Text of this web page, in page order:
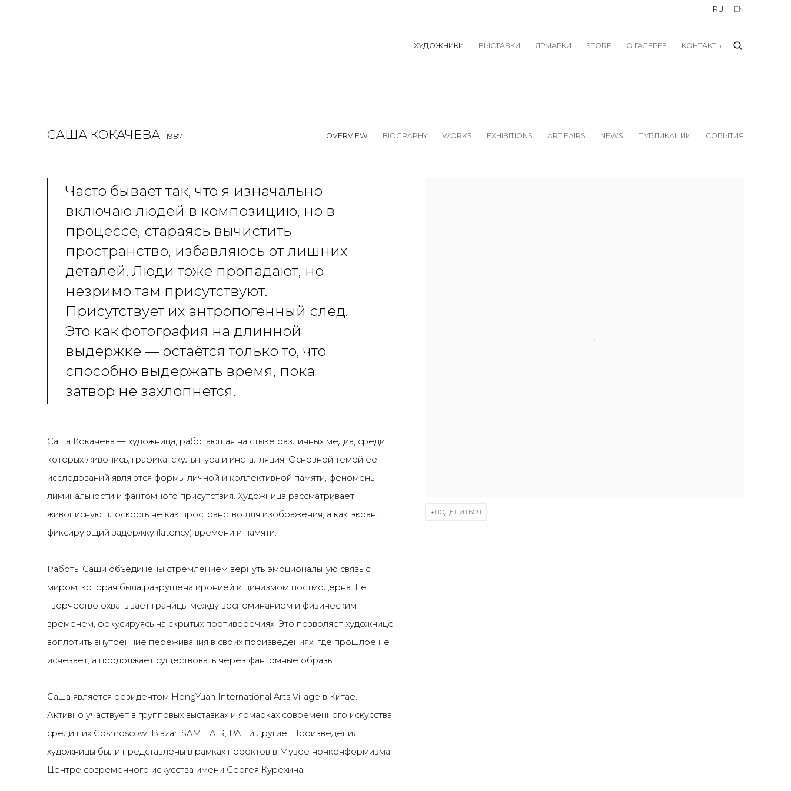
ХУДОЖНИКИ ВЫСТАВКИ ЯРМАРКИ STORE О ГАЛЕРЕЕ КОНТАКТЫ
RU EN
САША КОКАЧЕВА 1987 OVERVIEW BIOGRAPHY WORKS EXHIBITIONS ART FAIRS NEWS ПУБЛИКАЦИИ СОБЫТИЯ
ПОДЕЛИТЬСЯ
Часто бывает так, что я изначально
включаю людей в композицию, но в
процессе, стараясь вычистить
пространство, избавляюсь от лишних
деталей. Люди тоже пропадают, но
незримо там присутствуют.
Присутствует их антропогенный след.
Это как фотография на длинной
выдержке — остаётся только то, что
способно выдержать время, пока
затвор не захлопнется.
Саша Кокачева — художница, работающая на стыке различных медиа, среди
которых живопись, графика, скульптура и инсталляция. Основной темой ее
исследований являются формы личной и коллективной памяти, феномены
лиминальности и фантомного присутствия. Художница рассматривает
живописную плоскость не как пространство для изображения, а как экран,
фиксирующий задержку (latency) времени и памяти.
Работы Саши объединены стремлением вернуть эмоциональную связь с
миром, которая была разрушена иронией и цинизмом постмодерна. Её
творчество охватывает границы между воспоминанием и физическим
временем, фокусируясь на скрытых противоречиях. Это позволяет художнице
воплотить внутренние переживания в своих произведениях, где прошлое не
исчезает, а продолжает существовать через фантомные образы.
Саша является резидентом HongYuan International Arts Village в Китае.
Активно участвует в групповых выставках и ярмарках современного искусства,
среди них Cosmoscow, Blazar, SAM FAIR, PAF и другие. Произведения
художницы были представлены в рамках проектов в Музее нонконформизма,
Центре современного искусства имени Сергея Курёхина.